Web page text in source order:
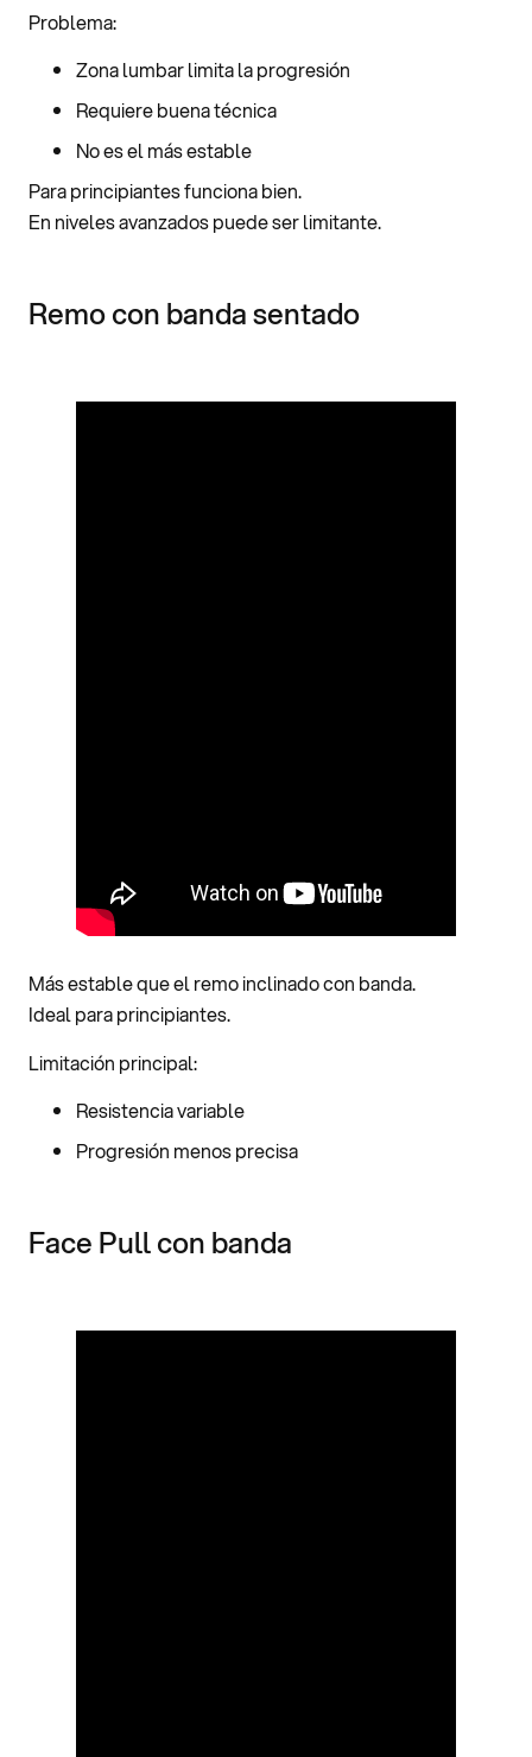
Problema:
Zona lumbar limita la progresión
Requiere buena técnica
No es el más estable
Para principiantes funciona bien.
En niveles avanzados puede ser limitante.
Remo con banda sentado
Más estable que el remo inclinado con banda.
Ideal para principiantes.
Limitación principal:
Resistencia variable
Progresión menos precisa
Face Pull con banda